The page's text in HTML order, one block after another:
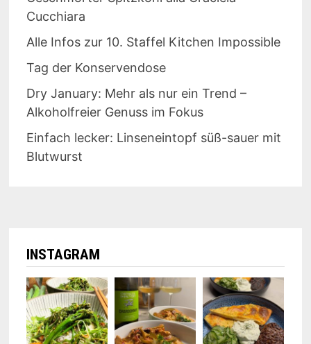
Cucchiara
Alle Infos zur 10. Staffel Kitchen Impossible
Tag der Konservendose
Dry January: Mehr als nur ein Trend –
Alkoholfreier Genuss im Fokus
Einfach lecker: Linseneintopf süß-sauer mit
Blutwurst
INSTAGRAM